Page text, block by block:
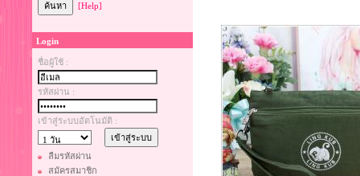
[Help]
Login
ชื่อผู้ใช้ :
รหัสผ่าน :
เข้าสู่ระบบอัตโนมัติ :
ลืมรหัสผ่าน
สมัครสมาชิก